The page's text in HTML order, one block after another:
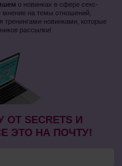
о новинках в сфере секс-
мнение на темы отношений,
тренингами-новинками, которые
рассылки!
SECRETS И
ЭТО НА ПОЧТУ!